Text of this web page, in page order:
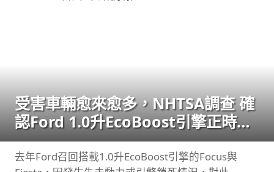
受害車輛愈來愈多，NHTSA調查 確
認Ford 1.0升EcoBoost引擎正時皮
帶會產生碎屑導致引擎鎖死
去年Ford召回搭載1.0升EcoBoost引擎的Focus與